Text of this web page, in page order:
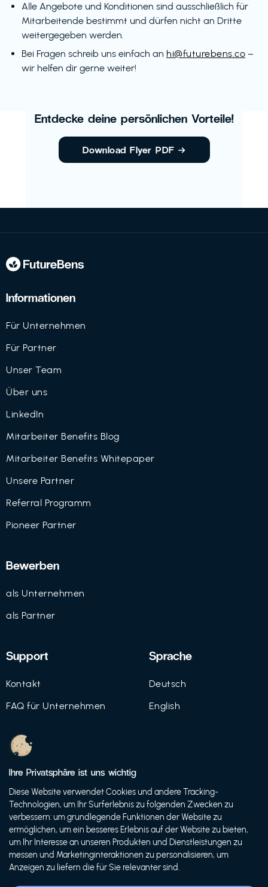
Alle Angebote und Konditionen sind ausschließlich für
Mitarbeitende bestimmt und dürfen nicht an Dritte
weitergegeben werden.
Bei Fragen schreib uns einfach an hi@futurebens.co –
wir helfen dir gerne weiter!
Entdecke deine persönlichen Vorteile!
Download Flyer PDF →
Informationen
Für Unternehmen
Für Partner
Unser Team
Über uns
LinkedIn
Mitarbeiter Benefits Blog
Mitarbeiter Benefits Whitepaper
Unsere Partner
Referral Programm
Pioneer Partner
Bewerben
als Unternehmen
als Partner
Support
Kontakt
FAQ für Unternehmen
Datenschutz
Nutzungsbedingungen
Sprache
Deutsch
English
© 2021 FutureBens GmbH
Ihre Privatsphäre ist uns wichtig
Diese Website verwendet Cookies und andere Tracking-
Technologien, um Ihr Surferlebnis zu folgenden Zwecken zu
verbessern: um grundlegende Funktionen der Website zu
ermöglichen, um ein besseres Erlebnis auf der Website zu bieten,
um Ihr Interesse an unseren Produkten und Dienstleistungen zu
messen und Marketinginteraktionen zu personalisieren, um
Anzeigen zu liefern die für Sie relevanter sind.